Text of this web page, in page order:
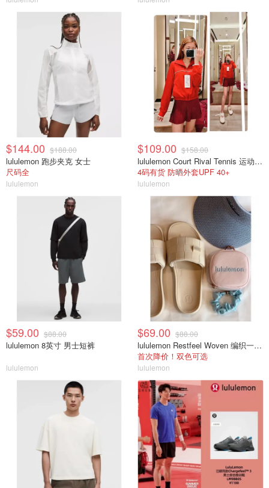
$144.00 $188.00
lululemon 跑步夹克 女士
尺码全
lululemon
$109.00 $158.00
lululemon Court Rival Tennis 运动夹克 女士
4码有货 防晒外套UPF 40+
lululemon
$59.00 $88.00
lululemon 8英寸 男士短裤
lululemon
$69.00 $88.00
lululemon Restfeel Woven 编织一字拖
首次降价！双色可选
lululemon